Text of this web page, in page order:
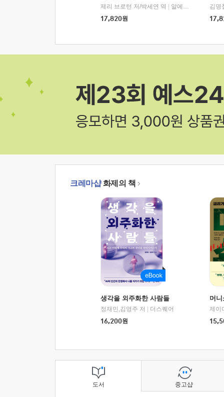
제리 브로턴 저/박세연 역
알에이치코리아(RHK)
17,820원
김명
크레마샵화제의 책
생각을 외주화한 사람들
정재민,김영주 저
더스퀘어
16,200원
머
도서 중고샵